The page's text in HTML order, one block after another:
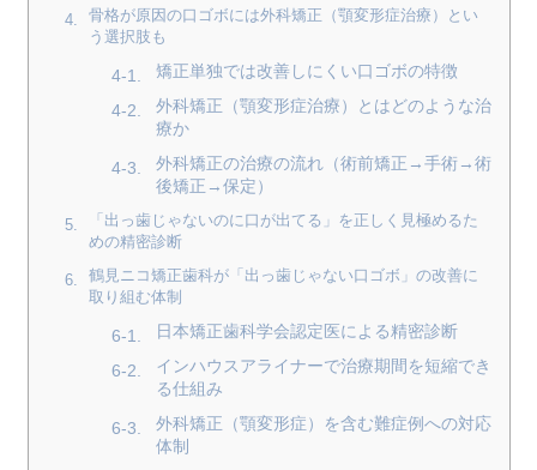
骨格が原因の口ゴボには外科矯正（顎変形症治療）とい
う選択肢も
矯正単独では改善しにくい口ゴボの特徴
外科矯正（顎変形症治療）とはどのような治
療か
外科矯正の治療の流れ（術前矯正→手術→術
後矯正→保定）
「出っ歯じゃないのに口が出てる」を正しく見極めるた
めの精密診断
鶴見ニコ矯正歯科が「出っ歯じゃない口ゴボ」の改善に
取り組む体制
日本矯正歯科学会認定医による精密診断
インハウスアライナーで治療期間を短縮でき
る仕組み
外科矯正（顎変形症）を含む難症例への対応
体制